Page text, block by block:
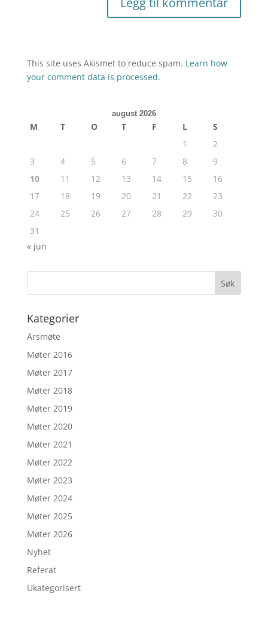
This site uses Akismet to reduce spam. Learn how
your comment data is processed.
august 2026
M T O T F L
S
1
2
3
4 5 6 7 8
9
10
11 12 13 14 15
16
17
18 19 20 21 22
23
24
25 26 27 28 29
30
31
« jun
Kategorier
Årsmøte
Møter 2016
Møter 2017
Møter 2018
Møter 2019
Møter 2020
Møter 2021
Møter 2022
Møter 2023
Møter 2024
Møter 2025
Møter 2026
Nyhet
Referat
Ukategorisert